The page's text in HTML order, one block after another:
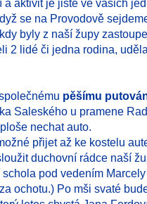
a aktivit je jistě ve vašich
se na Provodově
byly z naší župy
2 lidé či jedna rodina,
pěšímu
Saleského u pramene
nechat auto.
přijet až ke kostelu
duchovní rádce naší
pod vedením
ochotu.) Po mši svaté